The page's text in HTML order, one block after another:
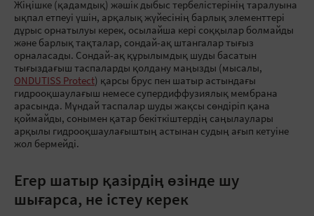
Жіңішке (қадамдық) жәшік дыбыс тербелістерінің таралуына
ықпал етпеуі үшін, арқалық жүйесінің барлық элементтері
дұрыс орнатылуы керек, осылайша кері соққылар болмайды
және барлық тақталар, сондай-ақ штангалар тығыз
орналасады. Сондай-ақ құрылымдық шуды басатын
тығыздағыш таспаларды қолдану маңызды (мысалы,
ONDUTISS Protect) қарсы брус пен шатыр астындағы
гидрооқшаулағыш немесе супердиффузиялық мембрана
арасында. Мұндай таспалар шуды жақсы сөндіріп қана
қоймайды, сонымен қатар бекіткіштердің саңылаулары
арқылы гидрооқшаулағыштың астынан судың ағып кетуіне
жол бермейді.
Егер шатыр қазірдің өзінде шу
шығарса, не істеу керек